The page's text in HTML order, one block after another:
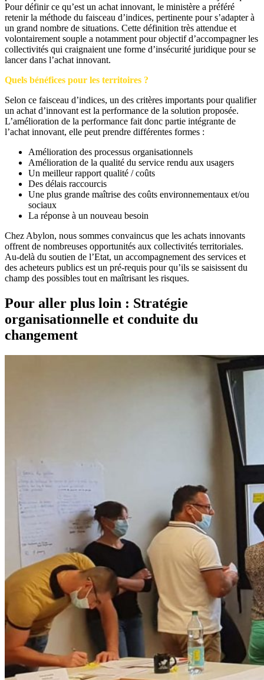
Pour définir ce qu’est un achat innovant, le ministère a préféré
retenir la méthode du faisceau d’indices, pertinente pour s’adapter à
un grand nombre de situations. Cette définition très attendue et
volontairement souple a notamment pour objectif d’accompagner les
collectivités qui craignaient une forme d’insécurité juridique pour se
lancer dans l’achat innovant.
Quels bénéfices pour les territoires ?
Selon ce faisceau d’indices, un des critères importants pour qualifier
un achat d’innovant est la performance de la solution proposée.
L’amélioration de la performance fait donc partie intégrante de
l’achat innovant, elle peut prendre différentes formes :
Amélioration des processus organisationnels
Amélioration de la qualité du service rendu aux usagers
Un meilleur rapport qualité / coûts
Des délais raccourcis
Une plus grande maîtrise des coûts environnementaux et/ou
sociaux
La réponse à un nouveau besoin
Chez Abylon, nous sommes convaincus que les achats innovants
offrent de nombreuses opportunités aux collectivités territoriales.
Au-delà du soutien de l’Etat, un accompagnement des services et
des acheteurs publics est un pré-requis pour qu’ils se saisissent du
champ des possibles tout en maîtrisant les risques.
Pour aller plus loin : Stratégie
organisationnelle et conduite du
changement